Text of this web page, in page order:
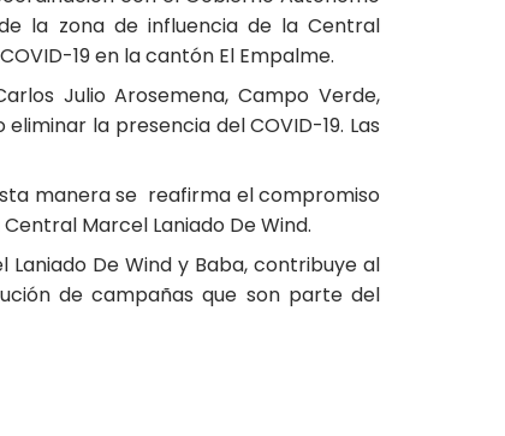
la zona de influencia de la Central
19 en la cantón El Empalme.
Julio Arosemena, Campo Verde,
la presencia del COVID-19. Las
manera se reafirma el compromiso
Marcel Laniado De Wind.
Laniado De Wind y Baba, contribuye al
de campañas que son parte del